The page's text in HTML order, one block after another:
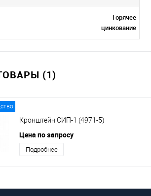
Горячее
цинкование
(1)
Кронштейн СИП-1 (4971-5)
Цена по запросу
Подробнее